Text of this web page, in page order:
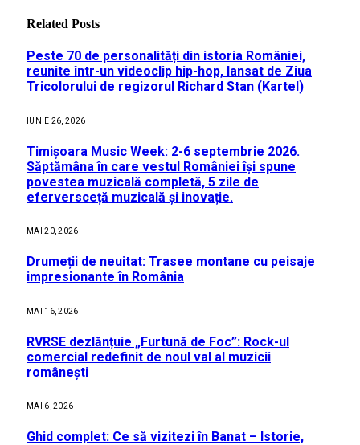
Related Posts
Peste 70 de personalități din istoria României,
reunite într-un videoclip hip-hop, lansat de Ziua
Tricolorului de regizorul Richard Stan (Kartel)
IUNIE 26, 2026
Timișoara Music Week: 2-6 septembrie 2026.
Săptămâna în care vestul României își spune
povestea muzicală completă, 5 zile de
eferversceță muzicală și inovație.
MAI 20, 2026
Drumeții de neuitat: Trasee montane cu peisaje
impresionante în România
MAI 16, 2026
RVRSE dezlănțuie „Furtună de Foc”: Rock-ul
comercial redefinit de noul val al muzicii
românești
MAI 6, 2026
Ghid complet: Ce să vizitezi în Banat – Istorie,